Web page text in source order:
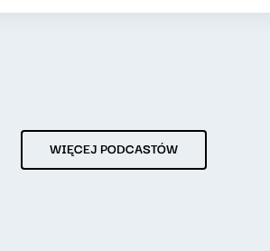
WIĘCEJ PODCASTÓW